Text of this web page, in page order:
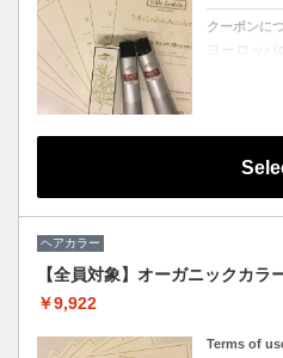
クーポンに
ヨーロッ
関「ICEA
おり、確
ア、アド
だけます。
(ブロー仕
ヘアカラー
【全員対象】オーガニックカラ
￥9,922
Terms of